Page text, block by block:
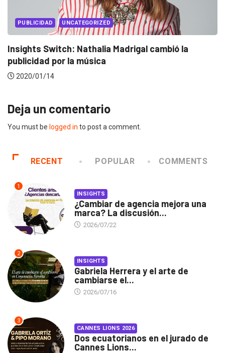
EVENTOS LUX AWARDS
Conoce a los ganadores de Lux Awards 2019
2019/12/04
Deja un comentario
You must be logged in to post a comment.
RECENT POPULAR COMMENTS
1
INSIGHTS
¿Cambiar de agencia mejora una
marca? La discusión...
2026/07/22
2
INSIGHTS
Gabriela Herrera y el arte de
cambiarse el...
2026/07/16
3
CANNES LIONS 2026
Dos ecuatorianos en el jurado de
Cannes Lions...